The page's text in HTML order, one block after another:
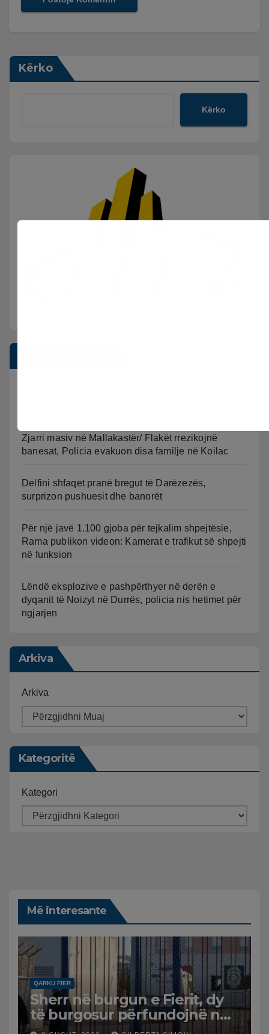
Kërko
Kërko
Zjarri masiv në Mallakastër/ Flakët rrezikojnë
banesat, Policia evakuon disa familje në Koilac
Delfini shfaqet pranë bregut të Darëzezës,
surprizon pushuesit dhe banorët
Për një javë 1.100 gjoba për tejkalim shpejtësie,
Rama publikon videon: Kamerat e trafikut së shpejti
në funksion
Lëndë eksplozive e pashpërthyer në derën e
dyqanit të Noizyt në Durrës, policia nis hetimet për
ngjarjen
Arkiva
Arkiva
Kategoritë
Kategori
Më interesante
QARKU FIER
Sherr në burgun e Fierit, dy
të burgosur përfundojnë në
spital